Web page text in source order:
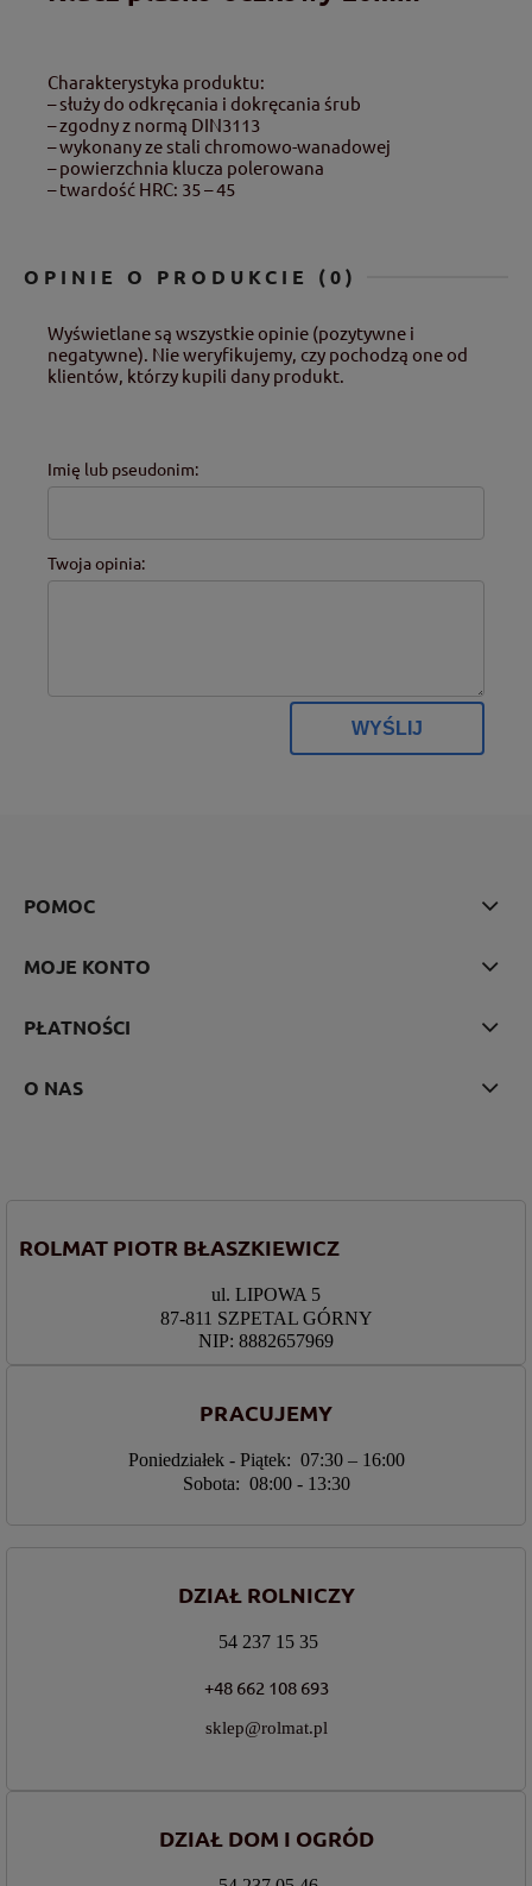
Charakterystyka produktu:
– służy do odkręcania i dokręcania śrub
– zgodny z normą DIN3113
– wykonany ze stali chromowo-wanadowej
– powierzchnia klucza polerowana
– twardość HRC: 35 – 45
OPINIE O PRODUKCIE (0)
Wyświetlane są wszystkie opinie (pozytywne i
negatywne). Nie weryfikujemy, czy pochodzą one od
klientów, którzy kupili dany produkt.
Imię lub pseudonim:
Twoja opinia:
WYŚLIJ
POMOC
MOJE KONTO
PŁATNOŚCI
O NAS
ROLMAT PIOTR BŁASZKIEWICZ
ul. LIPOWA 5
87-811 SZPETAL GÓRNY
NIP: 8882657969
PRACUJEMY
Poniedziałek - Piątek: 07:30 – 16:00
Sobota: 08:00 - 13:30
DZIAŁ ROLNICZY
54 237 15 35
+48 662 108 693
sklep@rolmat.pl
DZIAŁ DOM I OGRÓD